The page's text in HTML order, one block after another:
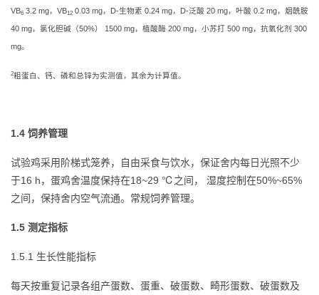
VB6 3.2 mg，VB12 0.03 mg，D-生物素 0.24 mg，D-泛酸 20 mg，叶酸 0.2 mg，烟酰胺
40 mg，氯化胆碱（50%） 1500 mg，植酸酶 200 mg，小苏打 500 mg，抗氧化剂 300
mg。
2粗蛋白、钙、磷和总锌为实测值，其余为计算值。
1.4 饲养管理
试验鸡采用阶梯式笼养，自由采食与饮水，保证舍内每日光照不少
于16 h，蛋鸡舍温度保持在18~29 ℃之间， 湿度控制在50%~65%
之间，保持舍内空气流通。常规饲养管理。
1.5 测定指标
1.5.1 生长性能指标
每天按重复记录各组产蛋数、蛋重、破蛋数、畸形蛋数、破蛋数及